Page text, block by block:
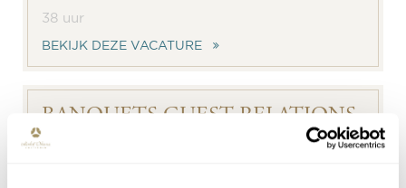
38 uur
BEKIJK DEZE VACATURE
BANQUETS GUEST RELATIONS
OFFICER